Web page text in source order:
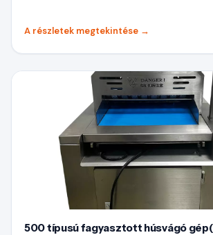
A részletek megtekintése →
500 típusú fagyasztott húsvágó